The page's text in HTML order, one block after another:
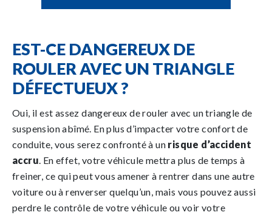
EST-CE DANGEREUX DE
ROULER AVEC UN TRIANGLE
DÉFECTUEUX ?
Oui, il est assez dangereux de rouler avec un triangle de
suspension abîmé. En plus d’impacter votre confort de
conduite, vous serez confronté à un risque d’accident
accru. En effet, votre véhicule mettra plus de temps à
freiner, ce qui peut vous amener à rentrer dans une autre
voiture ou à renverser quelqu’un, mais vous pouvez aussi
perdre le contrôle de votre véhicule ou voir votre